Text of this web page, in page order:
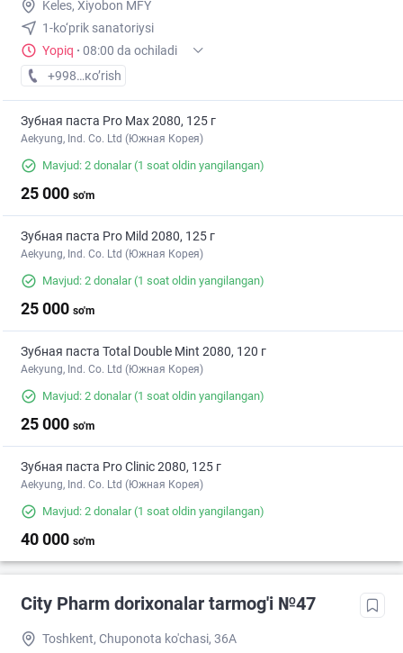
Keles, Xiyobon MFY
1-ko‘prik sanatoriysi
Yopiq · 08:00 da ochiladi
+998 (55) XXX-XX-XX
кo’rish
Зубная паста Pro Max 2080, 125 г
Aekyung, Ind. Co. Ltd (Южная Корея)
Mavjud: 2 donalar(1 soat oldin yangilangan)
25 000 so'm
Зубная паста Pro Mild 2080, 125 г
Aekyung, Ind. Co. Ltd (Южная Корея)
Mavjud: 2 donalar(1 soat oldin yangilangan)
25 000 so'm
Зубная паста Total Double Mint 2080, 120 г
Aekyung, Ind. Co. Ltd (Южная Корея)
Mavjud: 2 donalar(1 soat oldin yangilangan)
25 000 so'm
Зубная паста Pro Clinic 2080, 125 г
Aekyung, Ind. Co. Ltd (Южная Корея)
Mavjud: 2 donalar(1 soat oldin yangilangan)
40 000 so'm
City Pharm dorixonalar tarmog'i №47
Toshkent, Chuponota ko'chasi, 36A